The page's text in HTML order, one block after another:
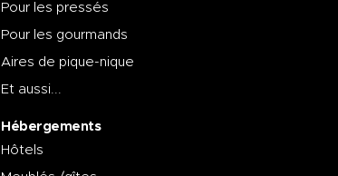
Pour les pressés
Pour les gourmands
Aires de pique-nique
Et aussi...
Hébergements
Hôtels